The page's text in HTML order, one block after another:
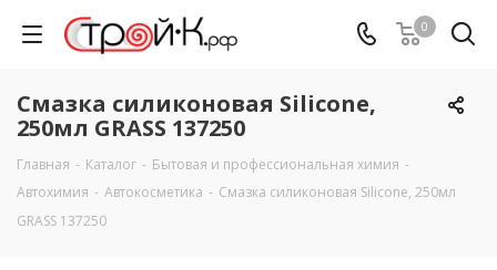
0
Смазка силиконовая Silicone,
250мл GRASS 137250
Главная - Каталог - Бытовая и профессиональная химия -
Автохимия - Автокосметика - Смазка силиконовая Silicone, 250мл
GRASS 137250